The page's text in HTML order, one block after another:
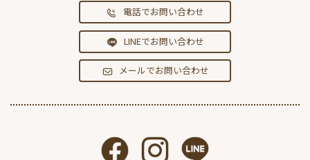
電話でお問い合わせ
LINEでお問い合わせ
メールでお問い合わせ